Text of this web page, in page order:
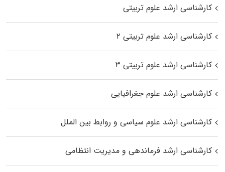
کارشناسی ارشد علوم تربیتی
کارشناسی ارشد علوم تربیتی ۲
کارشناسی ارشد علوم تربیتی ۳
کارشناسی ارشد علوم جغرافیایی
کارشناسی ارشد علوم سیاسی و روابط بین الملل
کارشناسی ارشد فرماندهی و مدیریت انتظامی